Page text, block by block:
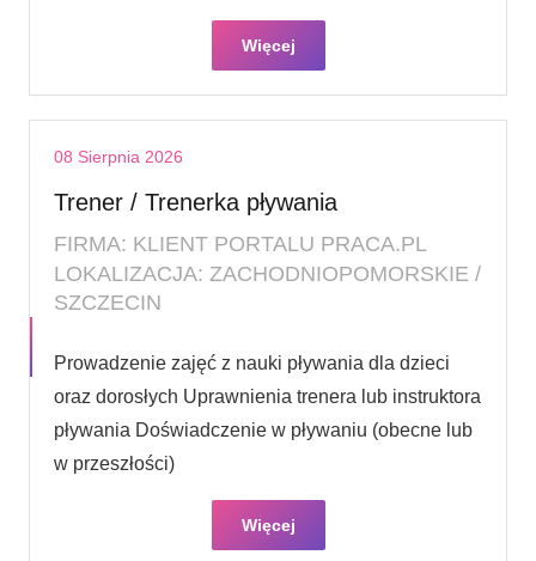
Więcej
08 Sierpnia 2026
Trener / Trenerka pływania
FIRMA: KLIENT PORTALU PRACA.PL
LOKALIZACJA: ZACHODNIOPOMORSKIE /
SZCZECIN
Prowadzenie zajęć z nauki pływania dla dzieci
oraz dorosłych Uprawnienia trenera lub instruktora
pływania Doświadczenie w pływaniu (obecne lub
w przeszłości)
Więcej